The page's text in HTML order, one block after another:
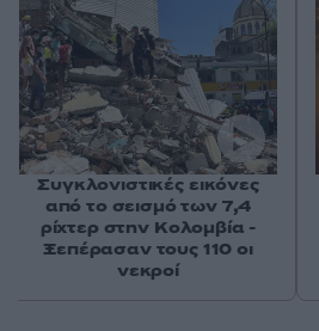
Συγκλονιστικές εικόνες
από το σεισμό των 7,4
ρίχτερ στην Κολομβία -
Ξεπέρασαν τους 110 οι
νεκροί